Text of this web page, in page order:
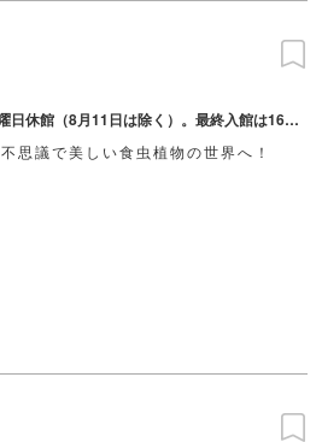
2026/07/19(日) ～ 08/31(月) 火曜日休館（8月11日は除く）。最終入館は16時。8月の金・土・日及び10日（月）～13日（木）は18時～21時30分（最終入館21時）の夜間開館も開催！食虫植物をライトアップ。なお、16時30分～18時は潅水作業のため入館不可。
不思議で美しい食虫植物の世界へ！